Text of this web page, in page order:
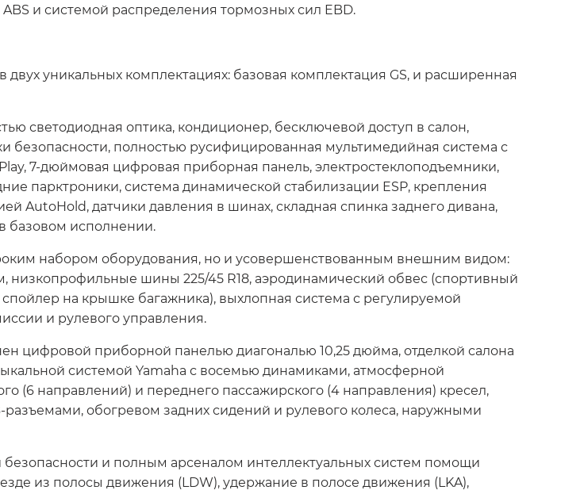
и системой распределения тормозных сил EBD.
уникальных комплектациях: базовая комплектация GS, и расширенная
светодиодная оптика, кондиционер, бесключевой доступ в салон,
безопасности, полностью русифицированная мультимедийная система с
7-дюймовая цифровая приборная панель, электростеклоподъемники,
парктроники, система динамической стабилизации ESP, крепления
AutoHold, датчики давления в шинах, складная спинка заднего дивана,
базовом исполнении.
набором оборудования, но и усовершенствованным внешним видом:
шины 225/45 R18, аэродинамический обвес (спортивный
на крышке багажника), выхлопная система с регулируемой
и рулевого управления.
цифровой приборной панелью диагональю 10,25 дюйма, отделкой салона
системой Yamaha с восемью динамиками, атмосферной
(6 направлений) и переднего пассажирского (4 направления) кресел,
обогревом задних сидений и рулевого колеса, наружными
и полным арсеналом интеллектуальных систем помощи
из полосы движения (LDW), удержание в полосе движения (LKA),